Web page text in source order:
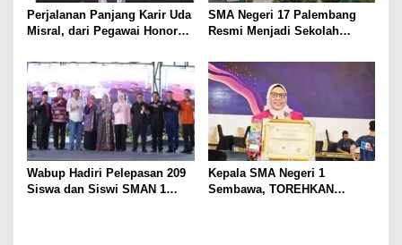
Perjalanan Panjang Karir Uda
Misral, dari Pegawai Honorer
Karir Jabatan Struktural
Eselon III
SMA Negeri 17 Palembang
Resmi Menjadi Sekolah
Wabup Hadiri Pelepasan 209
Siswa dan Siswi SMAN 1
Kepala SMA Negeri 1
Sembawa, TOREHKAN